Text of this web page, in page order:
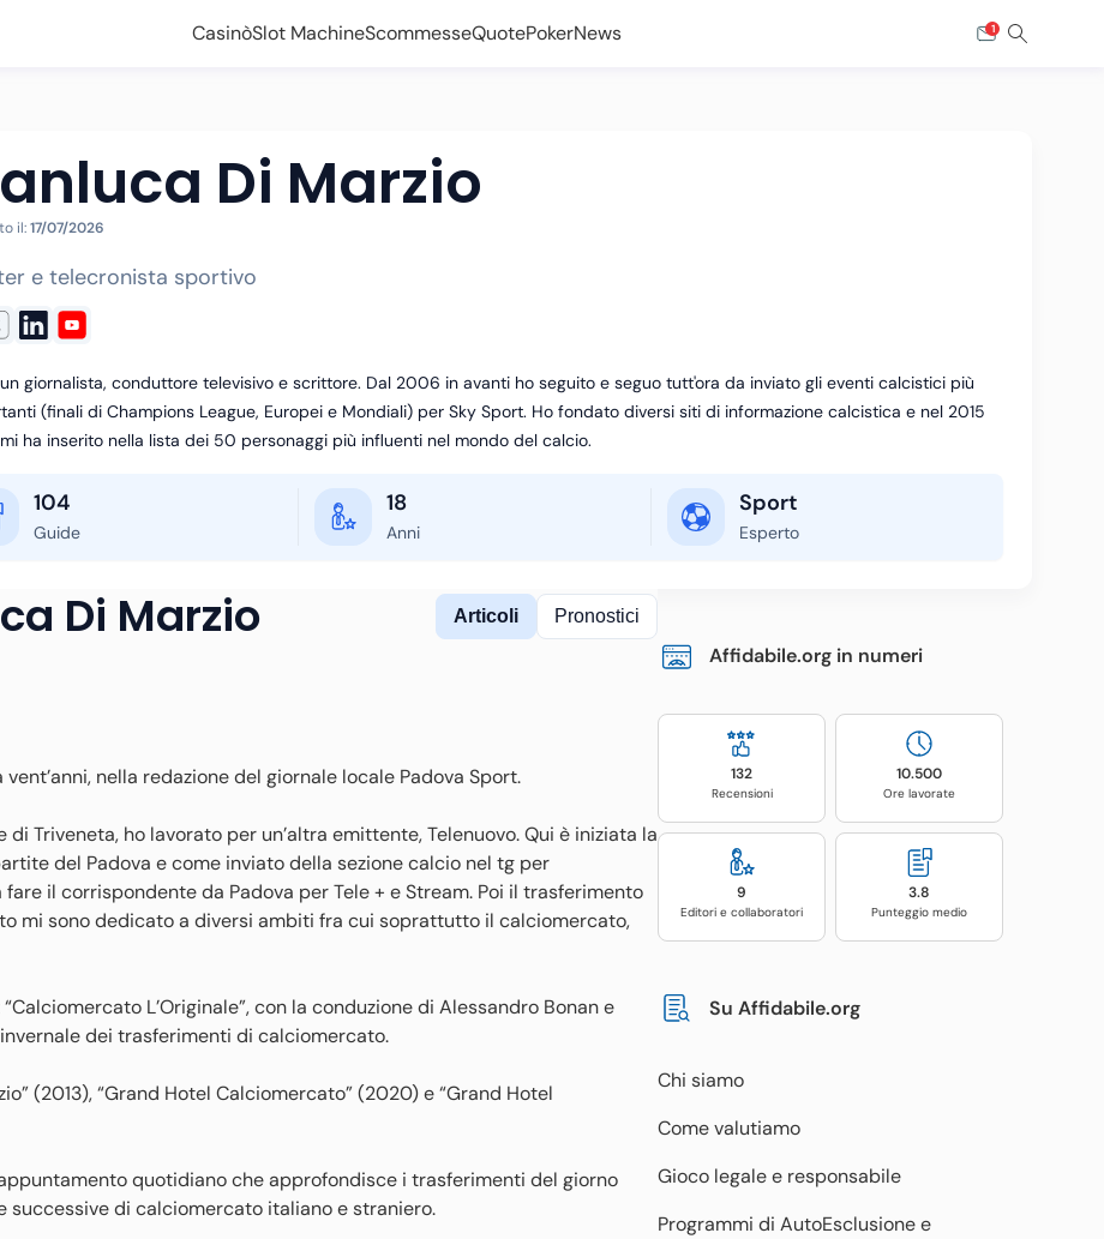
CasinòSlot MachineScommesseQuotePokerNews 1
Di Marzio
il:17/07/2026
e telecronista sportivo
giornalista, conduttore televisivo e scrittore. Dal 2006 in avanti ho seguito e seguo tutt'ora da inviato gli eventi calcistici più
(finali di Champions League, Europei e Mondiali) per Sky Sport. Ho fondato diversi siti di informazione calcistica e nel 2015
ha inserito nella lista dei 50 personaggi più influenti nel mondo del calcio.
104
Guide
18
Anni
Sport
Esperto
Di Marzio Articoli Pronostici
nella redazione del giornale locale Padova Sport.
di Triveneta, ho lavorato per un’altra emittente, Telenuovo. Qui è iniziata la
del Padova e come inviato della sezione calcio nel tg per
il corrispondente da Padova per Tele + e Stream. Poi il trasferimento
mi sono dedicato a diversi ambiti fra cui soprattutto il calciomercato,
L’Originale”, con la conduzione di Alessandro Bonan e
dei trasferimenti di calciomercato.
(2013), “Grand Hotel Calciomercato” (2020) e “Grand Hotel
quotidiano che approfondisce i trasferimenti del giorno
di calciomercato italiano e straniero.
Affidabile.org in numeri
132
Recensioni
10.500
Ore lavorate
9
Editori e collaboratori
3.8
Punteggio medio
Su Affidabile.org
Chi siamo
Come valutiamo
Gioco legale e responsabile
Programmi di AutoEsclusione e